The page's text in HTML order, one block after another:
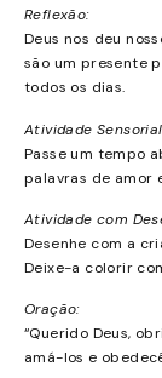
Reflexão:
Deus nos deu
são um presente
todos os dias.
Atividade
Passe um tempo
palavras de amor
Atividade com
Desenhe com a
Deixe-a colorir
Oração:
“Querido Deus,
amá-los e